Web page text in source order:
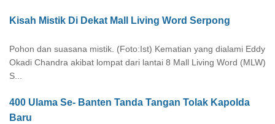
Kisah Mistik Di Dekat Mall Living Word Serpong
Pohon dan suasana mistik. (Foto:Ist) Kematian yang dialami Eddy
Okadi Chandra akibat lompat dari lantai 8 Mall Living Word (MLW)
S...
400 Ulama Se- Banten Tanda Tangan Tolak Kapolda
Baru